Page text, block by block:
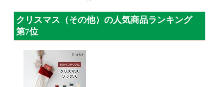
クリスマス（その他）の人気商品ランキング
第7位